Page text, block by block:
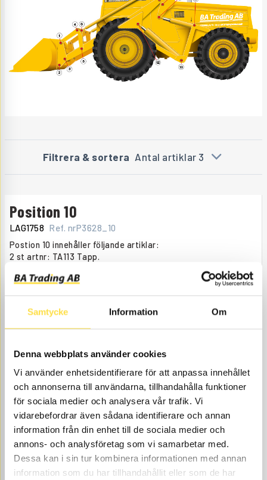
Samtycke Information Om
Denna webbplats använder cookies
Vi använder enhetsidentifierare för att anpassa innehållet
och annonserna till användarna, tillhandahålla funktioner
för sociala medier och analysera vår trafik. Vi
vidarebefordrar även sådana identifierare och annan
information från din enhet till de sociala medier och
annons- och analysföretag som vi samarbetar med.
Dessa kan i sin tur kombinera informationen med annan
information som du har tillhandahållit eller som de har
Filtrera & sortera Antal artiklar 3
Position 10
LAG1758 Ref. nrP3628_10
Postion 10 innehåller följande artiklar:
2 st artnr: TA113 Tapp.
Åtgår1
4 824.00
ÅTGÅR
TAPP
TA113 Ref. nr6614113